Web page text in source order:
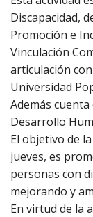
Discapacidad,
Promoción e
Vinculación
articulación
Universidad
Además
Desarrollo
El objetivo de
jueves, es
personas con
mejorando y
En virtud de la